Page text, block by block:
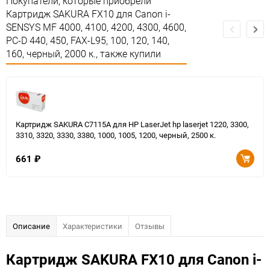
Картридж SAKURA FX10 для Canon i-
SENSYS MF 4000, 4100, 4200, 4300, 4600,
PC-D 440, 450, FAX-L95, 100, 120, 140,
160, черный, 2000 к., также купили
Картридж SAKURA C7115A для HP LaserJet hp laserjet 1220, 3300,
3310, 3320, 3330, 3380, 1000, 1005, 1200, черный, 2500 к.
661 ₽
Описание Характеристики Отзывы
Картридж SAKURA FX10 для Canon i-